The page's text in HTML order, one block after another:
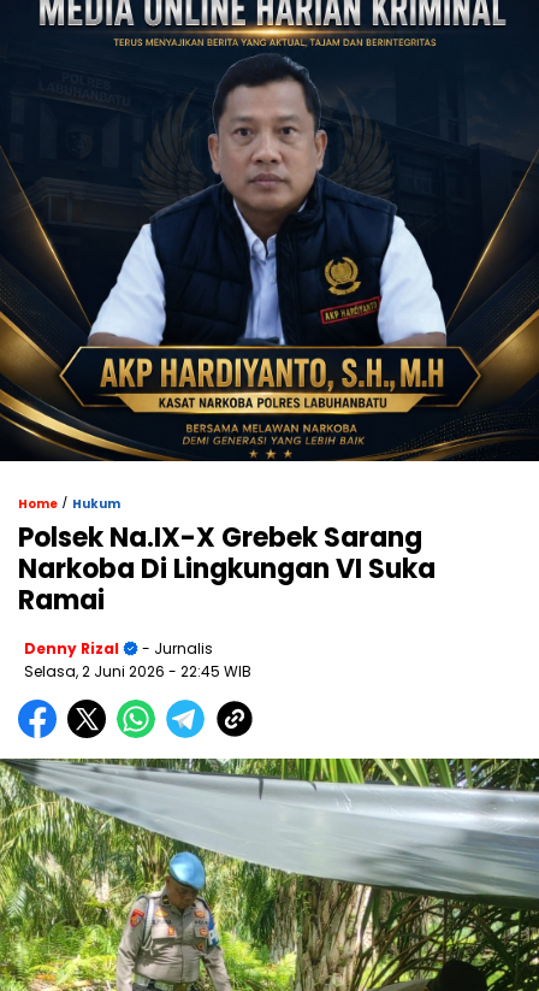
Home / Hukum
Polsek Na.IX-X Grebek Sarang
Narkoba Di Lingkungan VI Suka
Ramai
Denny Rizal
- Jurnalis
Selasa, 2 Juni 2026 - 22:45 WIB